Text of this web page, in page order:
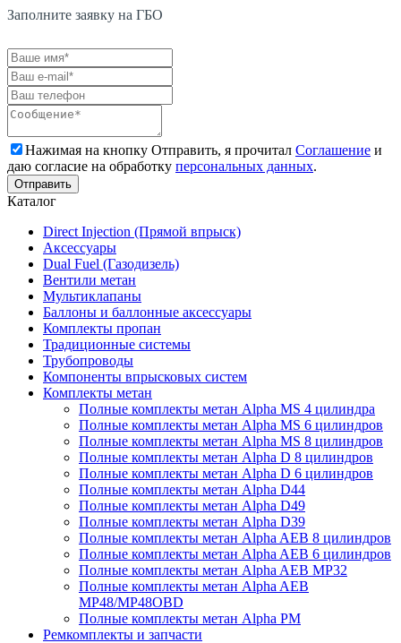
Заполните заявку на ГБО
Нажимая на кнопку Отправить, я прочитал Соглашение и
даю согласие на обработку персональных данных.
Каталог
Direct Injection (Прямой впрыск)
Аксессуары
Dual Fuel (Газодизель)
Вентили метан
Мультиклапаны
Баллоны и баллонные аксессуары
Комплекты пропан
Традиционные системы
Трубопроводы
Компоненты впрысковых систем
Комплекты метан
Полные комплекты метан Alpha MS 4 цилиндра
Полные комплекты метан Alpha MS 6 цилиндров
Полные комплекты метан Alpha MS 8 цилиндров
Полные комплекты метан Alpha D 8 цилиндров
Полные комплекты метан Alpha D 6 цилиндров
Полные комплекты метан Alpha D44
Полные комплекты метан Alpha D49
Полные комплекты метан Alpha D39
Полные комплекты метан Alpha AEB 8 цилиндров
Полные комплекты метан Alpha AEB 6 цилиндров
Полные комплекты метан Alpha AEB MP32
Полные комплекты метан Alpha AEB
MP48/MP48OBD
Полные комплекты метан Alpha PM
Ремкомплекты и запчасти